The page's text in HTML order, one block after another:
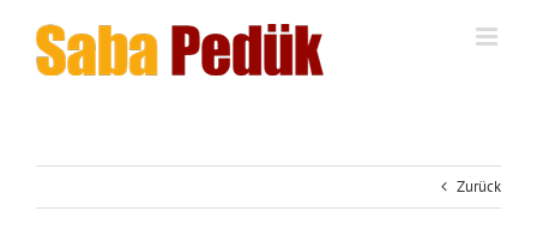
Inhalt
springen
Zurück